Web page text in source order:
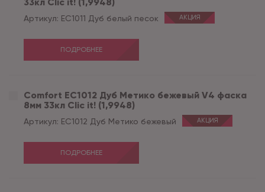
Артикул: EC1011 Дуб белый песок АКЦИЯ
ПОДРОБНЕЕ
Comfort EC1012 Дуб Метико бежевый V4 фаска
8мм 33кл Clic it! (1,9948)
Артикул: EC1012 Дуб Метико бежевый АКЦИЯ
ПОДРОБНЕЕ